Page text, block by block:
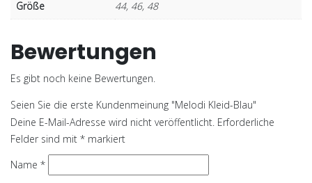
Größe
44, 46, 48
Bewertungen
Es gibt noch keine Bewertungen.
Seien Sie die erste Kundenmeinung "Melodi Kleid-Blau"
Deine E-Mail-Adresse wird nicht veröffentlicht. Erforderliche
Felder sind mit * markiert
Name *